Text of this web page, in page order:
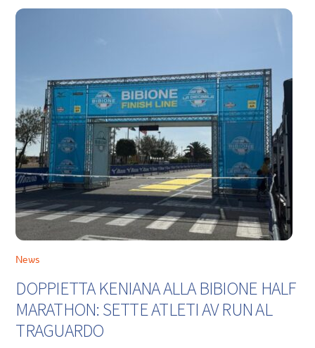
News
DOPPIETTA KENIANA ALLA BIBIONE HALF
MARATHON: SETTE ATLETI AV RUN AL
TRAGUARDO